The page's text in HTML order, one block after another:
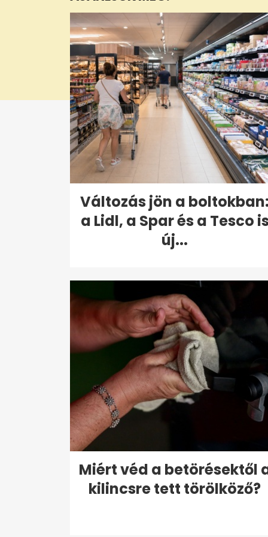
secondsVolume
0%
Változás jön a boltokban:
a Lidl, a Spar és a Tesco is
új...
Miért véd a betörésektől
kilincsre tett törölköző?